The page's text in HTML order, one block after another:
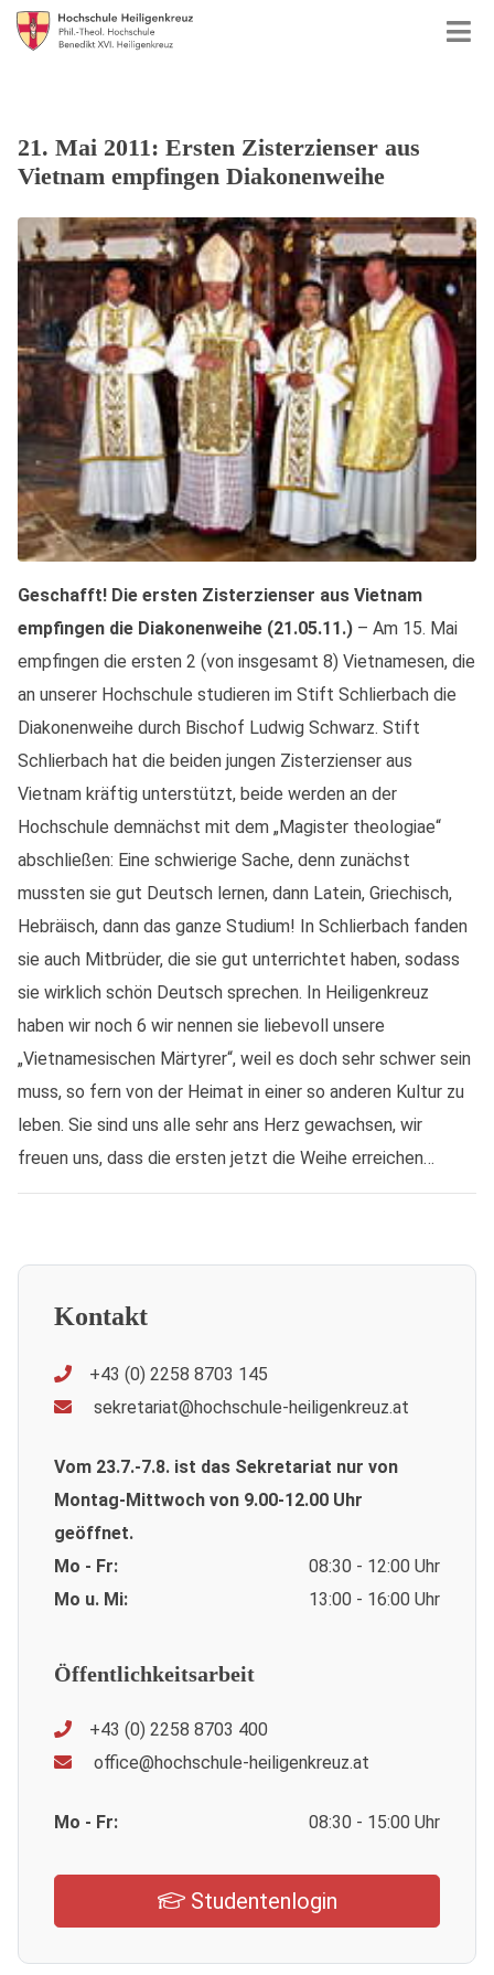
21. Mai 2011: Ersten Zisterzienser aus
Vietnam empfingen Diakonenweihe
Geschafft! Die ersten Zisterzienser aus Vietnam
empfingen die Diakonenweihe (21.05.11.) – Am 15. Mai
empfingen die ersten 2 (von insgesamt 8) Vietnamesen, die
an unserer Hochschule studieren im Stift Schlierbach die
Diakonenweihe durch Bischof Ludwig Schwarz. Stift
Schlierbach hat die beiden jungen Zisterzienser aus
Vietnam kräftig unterstützt, beide werden an der
Hochschule demnächst mit dem „Magister theologiae“
abschließen: Eine schwierige Sache, denn zunächst
mussten sie gut Deutsch lernen, dann Latein, Griechisch,
Hebräisch, dann das ganze Studium! In Schlierbach fanden
sie auch Mitbrüder, die sie gut unterrichtet haben, sodass
sie wirklich schön Deutsch sprechen. In Heiligenkreuz
haben wir noch 6 wir nennen sie liebevoll unsere
„Vietnamesischen Märtyrer“, weil es doch sehr schwer sein
muss, so fern von der Heimat in einer so anderen Kultur zu
leben. Sie sind uns alle sehr ans Herz gewachsen, wir
freuen uns, dass die ersten jetzt die Weihe erreichen…
Kontakt
+43 (0) 2258 8703 145
sekretariat@hochschule-heiligenkreuz.at
Vom 23.7.-7.8. ist das Sekretariat nur von
Montag-Mittwoch von 9.00-12.00 Uhr
geöffnet.
Mo - Fr:
08:30 - 12:00 Uhr
Mo u. Mi:
13:00 - 16:00 Uhr
Öffentlichkeitsarbeit
+43 (0) 2258 8703 400
office@hochschule-heiligenkreuz.at
Mo - Fr: 08:30 - 15:00 Uhr
Studentenlogin